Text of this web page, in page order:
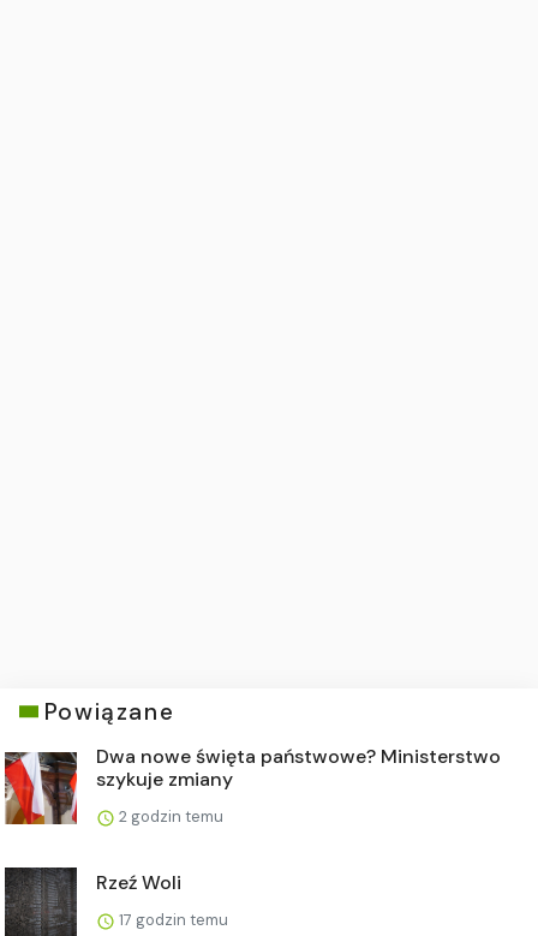
Powiązane
Dwa nowe święta państwowe? Ministerstwo
szykuje zmiany
2 godzin temu
Rzeź Woli
17 godzin temu